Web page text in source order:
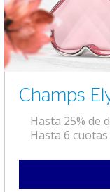
Champs
Hasta 25% de
Hasta 6